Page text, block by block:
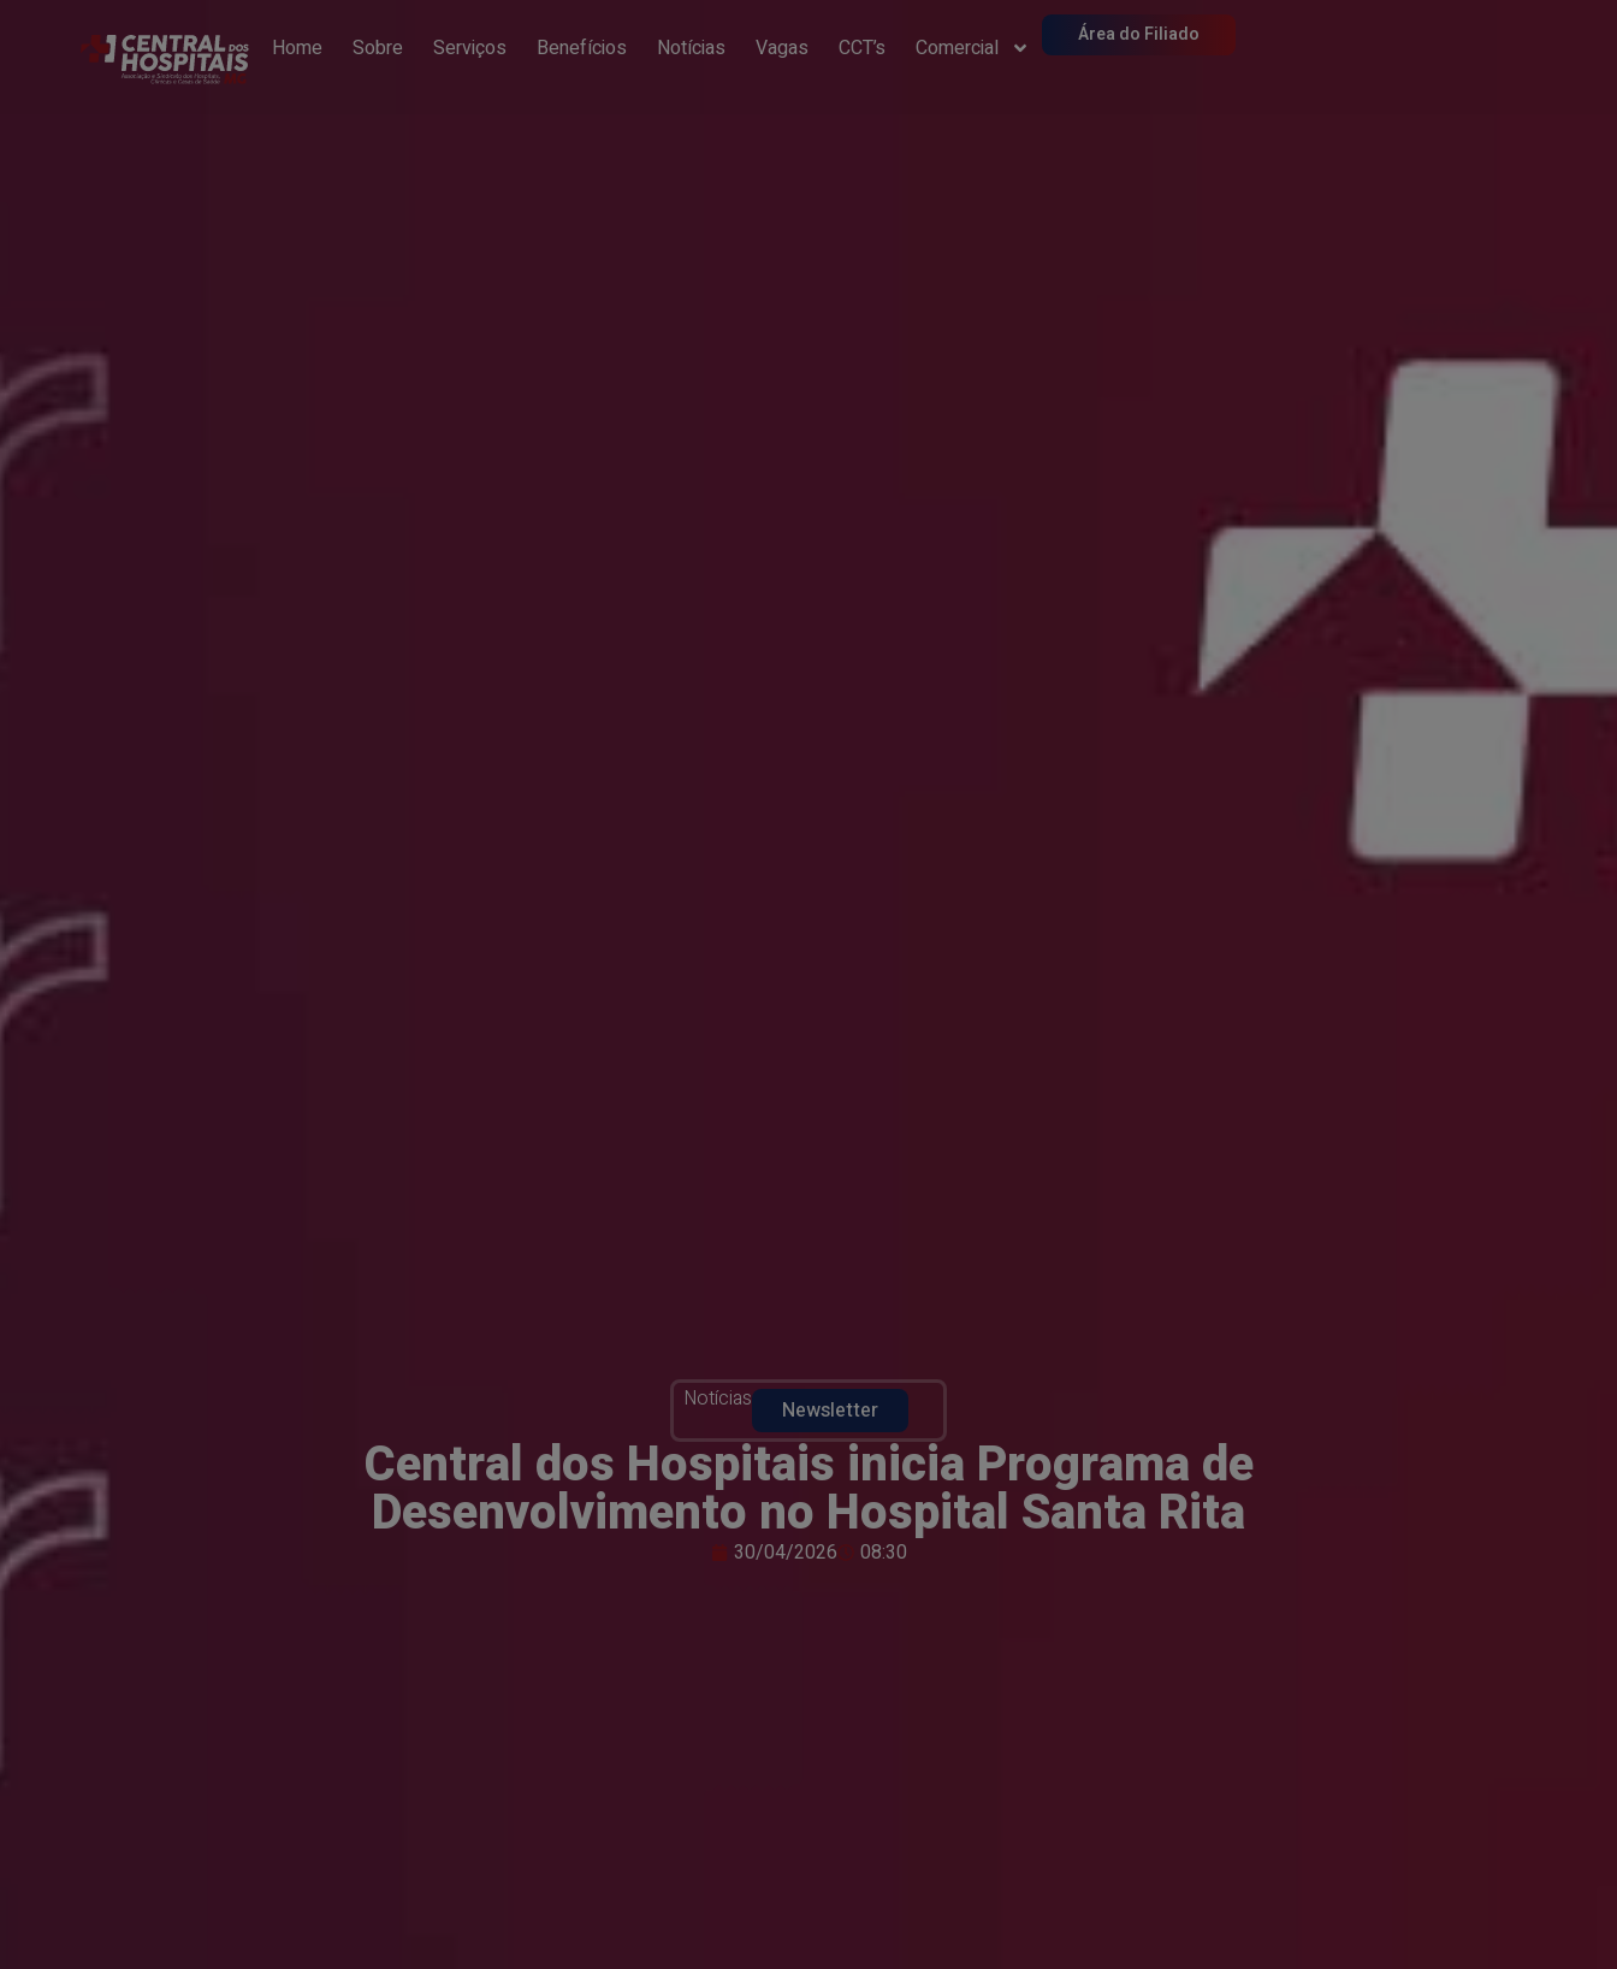
Home Sobre Serviços Benefícios Notícias Vagas CCT’s Comercial Área do Filiado
Notícias Newsletter
Central dos Hospitais inicia Programa de
Desenvolvimento no Hospital Santa Rita
30/04/2026 08:30